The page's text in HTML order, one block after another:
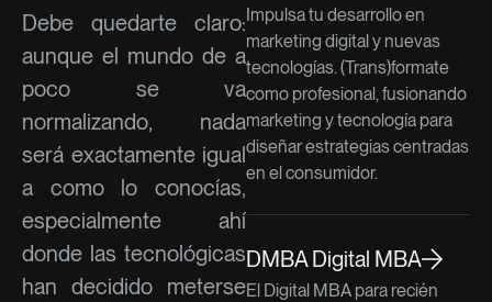
Debe quedarte claro:
aunque el mundo de a
poco se va
normalizando, nada
será exactamente igual
a como lo conocías,
especialmente ahí
donde las tecnológicas
han decidido meterse
Impulsa tu desarrollo en
marketing digital y nuevas
tecnologías. (Trans)formate
como profesional, fusionando
marketing y tecnología para
diseñar estrategias centradas
en el consumidor.
DMBA Digital MBA
El Digital MBA para recién